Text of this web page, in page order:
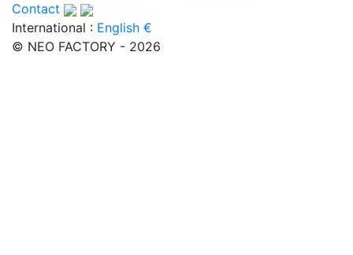
Contact
International : English €
© NEO FACTORY - 2026